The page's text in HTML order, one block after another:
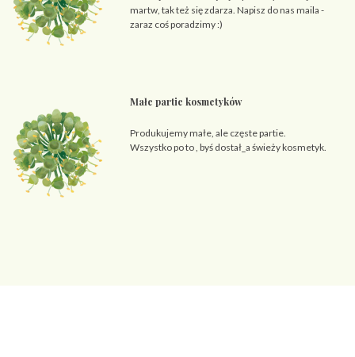
martw, tak też się zdarza. Napisz do nas maila -
zaraz coś poradzimy :)
Małe partie kosmetyków
Produkujemy małe, ale częste partie.
Wszystko po to , byś dostał_a świeży kosmetyk.